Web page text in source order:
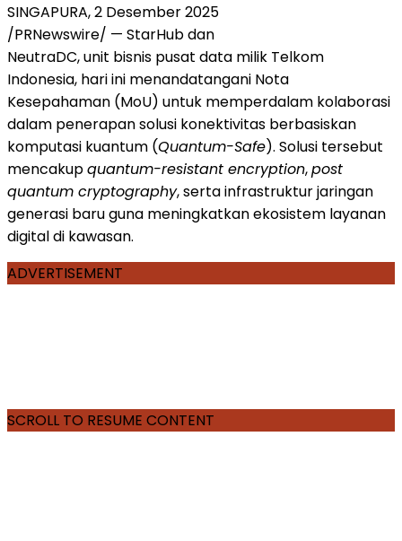
SINGAPURA, 2 Desember 2025
/PRNewswire/ — StarHub dan
NeutraDC, unit bisnis pusat data milik Telkom
Indonesia, hari ini menandatangani Nota
Kesepahaman (MoU) untuk memperdalam kolaborasi
dalam penerapan solusi konektivitas berbasiskan
komputasi kuantum (Quantum-Safe). Solusi tersebut
mencakupquantum-resistant encryption,post
quantum cryptography, serta infrastruktur jaringan
generasi baru guna meningkatkan ekosistem layanan
digital di kawasan.
ADVERTISEMENT
SCROLL TO RESUME CONTENT